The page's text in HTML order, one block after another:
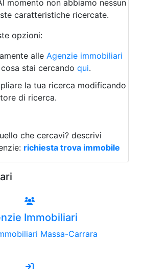
momento non abbiamo nessun
caratteristiche ricercate.
opzioni:
alle Agenzie immobiliari
stai cercando qui.
la tua ricerca modificando
di ricerca.
che cercavi? descrivi
richiesta trova immobile
Immobiliari
Massa-Carrara